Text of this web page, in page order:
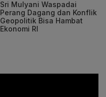
Sri Mulyani Waspadai
Perang Dagang dan Konflik
Geopolitik Bisa Hambat
Ekonomi RI